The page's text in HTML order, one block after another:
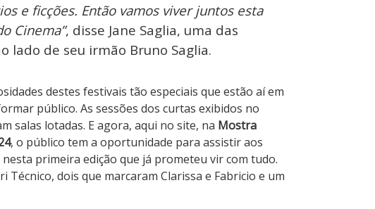
e ficções. Então vamos viver juntos esta
Cinema”, disse Jane Saglia, uma das
lado de seu irmão Bruno Saglia.
destes festivais tão especiais que estão aí em
público. As sessões dos curtas exibidos no
salas lotadas. E agora, aqui no site, na Mostra
, o público tem a oportunidade para assistir aos
primeira edição que já prometeu vir com tudo.
dois que marcaram Clarissa e Fabricio e um